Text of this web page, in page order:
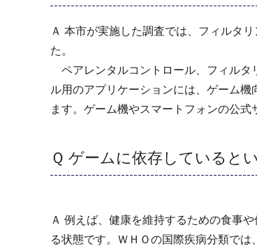
Ａ 本市が実施した調査では、フィルタ
た。
ペアレンタルコントロール、フィルタ
ル用のアプリケーションには、ゲーム
ます。ゲーム機やスマートフォンの公
Ｑ ゲームに依存していると
Ａ 例えば、健康を維持するための食事
る状態です。ＷＨＯの国際疾病分類で